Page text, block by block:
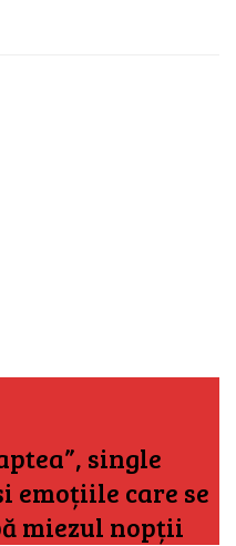
single
emoțiile care se
miezul nopții